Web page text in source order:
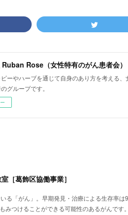
Ruban Rose（女性特有のがん患者会）
ーやハーブを通じて自身のあり方を考える
グループです。
［葛飾区協働事業］
る「がん」。早期発見・治療による生存率は
みつけることができる可能性のあるがんで